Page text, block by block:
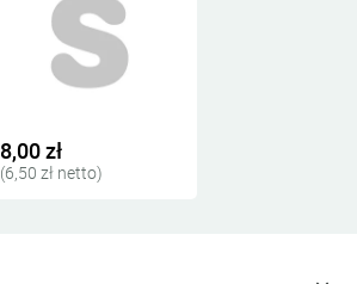
8,00 zł
(6,50 zł netto)